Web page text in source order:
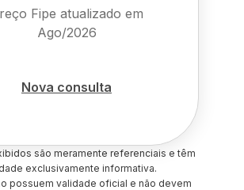
Fipe atualizado em
Ago/2026
Nova consulta
são meramente referenciais e têm
exclusivamente informativa.
possuem validade oficial e não devem